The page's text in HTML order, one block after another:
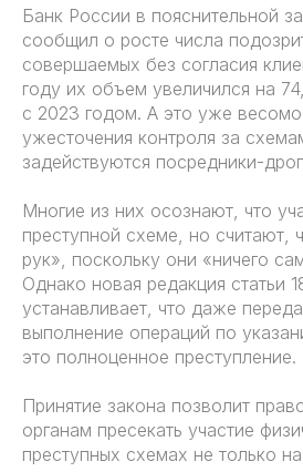
Банк России в пояснительной
сообщил о росте числа
совершаемых без согласия
году их объем увеличился на
с 2023 годом. А это уже
ужесточения контроля за
задействуются посредники-
Многие из них осознают, что
преступной схеме, но считают,
рук», поскольку они «ничего
Однако новая редакция статьи
устанавливает, что даже
выполнение операций по
это полноценное преступление.
Принятие закона позволит
органам пресекать участие
преступных схемах не только